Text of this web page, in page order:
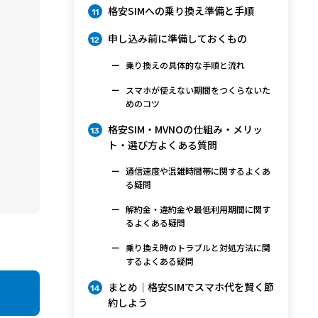
11 格安SIMへの乗り換え準備と手順
12 申し込み前に準備しておくもの
乗り換えの具体的な手順と流れ
スマホが使えない期間をつくらないた
めのコツ
13
格安SIM・MVNOの仕組み・メリッ
ト・選び方よくある質問
通信速度や混雑時間帯に関するよくあ
る疑問
解約金・違約金や最低利用期間に関す
るよくある疑問
乗り換え時のトラブルと対処方法に関
するよくある疑問
14
まとめ｜格安SIMでスマホ代を賢く節
約しよう